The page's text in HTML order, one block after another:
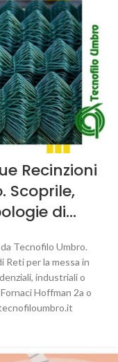
Recinzioni
Scoprile,
di…
Tecnofilo Umbro.
Reti per la messa in
industriali o
Hoffman 2a o